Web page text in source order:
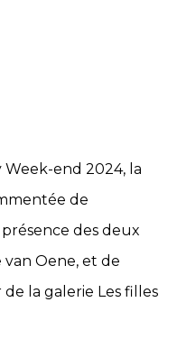
Week-end 2024, la
de
présence des deux
van Oene, et de
la galerie Les filles